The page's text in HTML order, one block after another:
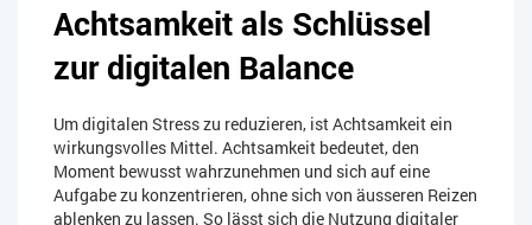
Achtsamkeit als Schlüssel
zur digitalen Balance
Um digitalen Stress zu reduzieren, ist Achtsamkeit ein
wirkungsvolles Mittel. Achtsamkeit bedeutet, den
Moment bewusst wahrzunehmen und sich auf eine
Aufgabe zu konzentrieren, ohne sich von äusseren Reizen
ablenken zu lassen. So lässt sich die Nutzung digitaler